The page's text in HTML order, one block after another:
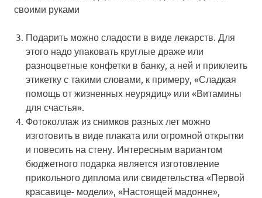
своими руками
Подарить можно сладости в виде лекарств . Для
этого надо упаковать круглые драже или
разноцветные конфетки в банку, а ней и приклеить
этикетку с такими словами, к примеру, «Сладкая
помощь от жизненных неурядиц» или «Витамины
для счастья».
Фотоколлаж из снимков разных лет можно
изготовить в виде плаката или огромной открытки
и повесить на стену. Интересным вариантом
бюджетного подарка является изготовление
прикольного диплома или свидетельства «Первой
красавице- модели», «Настоящей мадонне»,